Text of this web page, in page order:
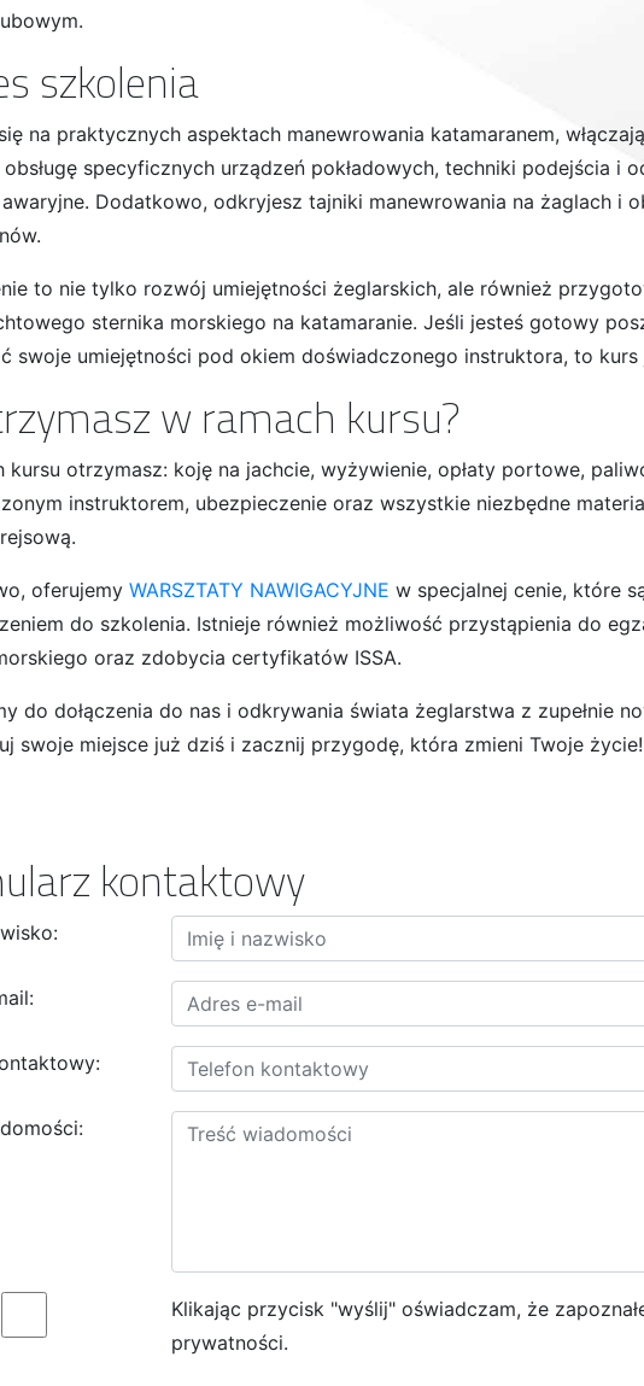
szkolenia
na praktycznych aspektach manewrowania katamaranem,
specyficznych urządzeń pokładowych, techniki podejścia i
Dodatkowo, odkryjesz tajniki manewrowania na żaglach i
to nie tylko rozwój umiejętności żeglarskich, ale również
sternika morskiego na katamaranie. Jeśli jesteś gotowy
swoje umiejętności pod okiem doświadczonego instruktora, to kurs
w ramach kursu?
kursu otrzymasz: koję na jachcie, wyżywienie, opłaty portowe,
instruktorem, ubezpieczenie oraz wszystkie niezbędne
oferujemy WARSZTATY NAWIGACYJNE w specjalnej cenie, które
do szkolenia. Istnieje również możliwość przystąpienia do
oraz zdobycia certyfikatów ISSA.
do dołączenia do nas i odkrywania świata żeglarstwa z zupełnie
swoje miejsce już dziś i zacznij przygodę, która zmieni Twoje życie!
kontaktowy
Klikając przycisk "wyślij" oświadczam, że
prywatności.